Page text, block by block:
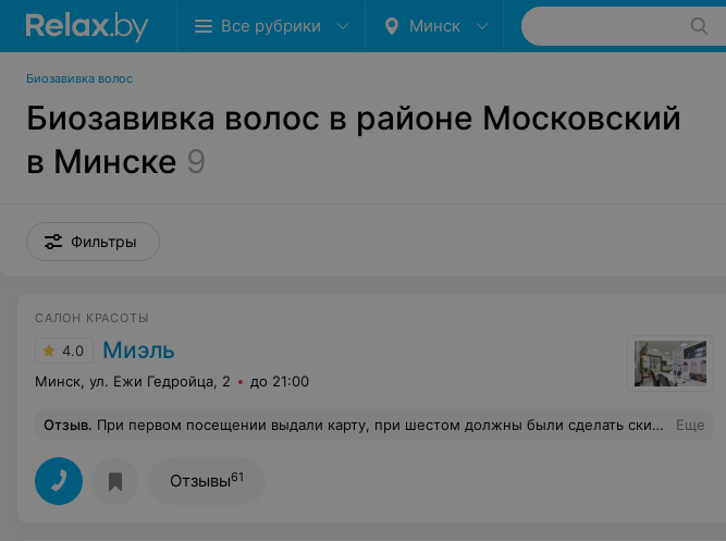
Все рубрики Минск
Биозавивка волос
Биозавивка волос в районе Московский
в Минске 9
Фильтры
САЛОН КРАСОТЫ
4.0 Миэль
Минск, ул. Ежи Гедройца, 2 до 21:00
Отзыв. При первом посещении выдали карту, при шестом должны были сделать скидку. Но когда я получила услугу в шестой раз, потребовали расплатиться по прейскуранту. Я предоставила им их накопительную карточку, по которой, чтоб получить положенную скидку, надо было шесть раз прийти к ним. Стали объяснять, что цены у них и так невысокие, потому скидок не будет. Хочу обратить внимание, что расплатиться меня попросили по прейскуранту, никаким акционным предложением я не пользовалась. Вывод: постоянных клиентов не ценят, условия своей официальной оферты не исполняют, но штампики на бонусной карточке зачем-то продолжают проставлять, считая посещения. Еще
Отзывы61